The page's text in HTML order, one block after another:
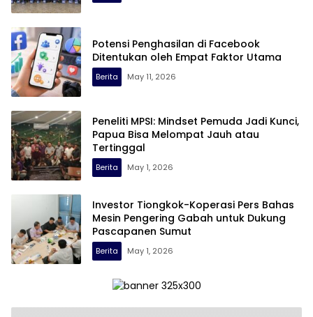
Potensi Penghasilan di Facebook
Ditentukan oleh Empat Faktor Utama
Berita May 11, 2026
Peneliti MPSI: Mindset Pemuda Jadi Kunci,
Papua Bisa Melompat Jauh atau
Tertinggal
Berita May 1, 2026
Investor Tiongkok-Koperasi Pers Bahas
Mesin Pengering Gabah untuk Dukung
Pascapanen Sumut
Berita May 1, 2026